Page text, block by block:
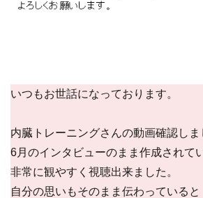
いつもお世話になっております。
内臓トレーニングさんの動画確認しま
6月のインタビューのまま作成されて
非常に観やすく視聴出来ました。
自分の思いもそのまま伝わっていると